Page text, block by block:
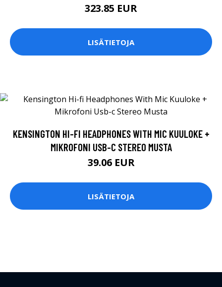
323.85 EUR
LISÄTIETOJA
KENSINGTON HI-FI HEADPHONES WITH MIC KUULOKE +
MIKROFONI USB-C STEREO MUSTA
39.06 EUR
LISÄTIETOJA